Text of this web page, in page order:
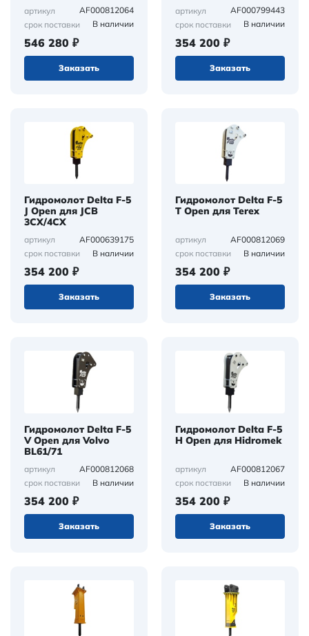
артикул
AF000812064
срок поставки
В наличии
546 280 ₽
Заказать
артикул
AF000799443
срок поставки
В наличии
354 200 ₽
Заказать
Гидромолот Delta F-5
J Open для JCB
3CX/4CX
артикул
AF000639175
срок поставки
В наличии
354 200 ₽
Заказать
Гидромолот Delta F-5
Т Open для Terex
артикул
AF000812069
срок поставки
В наличии
354 200 ₽
Заказать
Гидромолот Delta F-5
V Open для Volvo
BL61/71
артикул
AF000812068
срок поставки
В наличии
354 200 ₽
Заказать
Гидромолот Delta F-5
H Open для Hidromek
артикул
AF000812067
срок поставки
В наличии
354 200 ₽
Заказать